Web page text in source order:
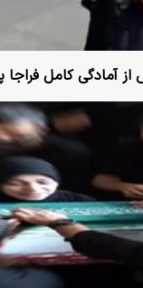
آمادگی کامل
رهبر شهید امت